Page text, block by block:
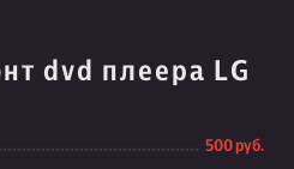
dvd плеера LG
500 руб.